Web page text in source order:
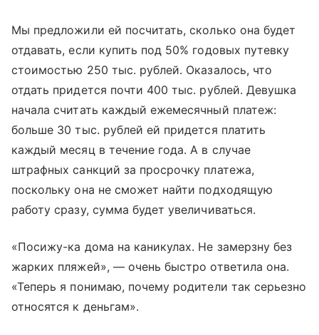
Мы предложили ей посчитать, сколько она будет
отдавать, если купить под 50% годовых путевку
стоимостью 250 тыс. рублей. Оказалось, что
отдать придется почти 400 тыс. рублей. Девушка
начала считать каждый ежемесячный платеж:
больше 30 тыс. рублей ей придется платить
каждый месяц в течение года. А в случае
штрафных санкций за просрочку платежа,
поскольку она не сможет найти подходящую
работу сразу, сумма будет увеличиваться.
«Посижу-ка дома на каникулах. Не замерзну без
жарких пляжей», — очень быстро ответила она.
«Теперь я понимаю, почему родители так серьезно
относятся к деньгам».